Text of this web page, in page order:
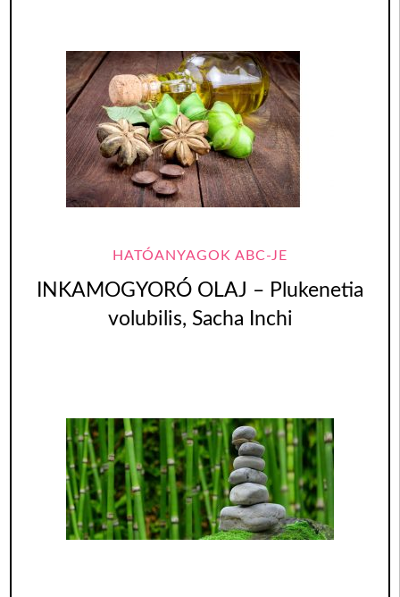
HATÓANYAGOK ABC-JE
INKAMOGYORÓ OLAJ – Plukenetia
volubilis, Sacha Inchi